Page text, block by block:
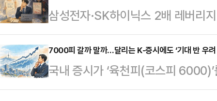
최근 7거래일 동안 7.28% 상승했
거래일 내내 …
로 하는 ETF 도입을 허용하는 '자
(이하 시행령)이 이날 국무회의에
주(4월28일) 공포·시행된다. 시행
사안에 관한 각종 규정 등도 함께
는 "시행령…
삼성전자·SK하이닉스 2배 레버리
22일 상장된다.반도체 주도 장세에
상되지만, 하락장에선 손실이 예상
한다는 지적이다.30일 금융투자업
행령을 개정해 단일 종목을 기초로
7000피 갈까 말까…달리는 K-증시에도 ‘기대 반 우려
국내 증시가 ‘육천피(코스피
고 있다.중동 전쟁 리스크가 완화되